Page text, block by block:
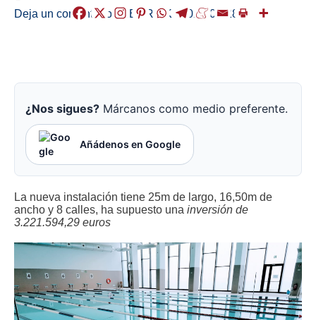
Deja un comentario /HERRIAK /2021-08-28
¿Nos sigues? Márcanos como medio preferente.
Añádenos en Google
La nueva instalación tiene 25m de largo, 16,50m de
ancho y 8 calles, ha supuesto una inversión de
3.221.594,29 euros